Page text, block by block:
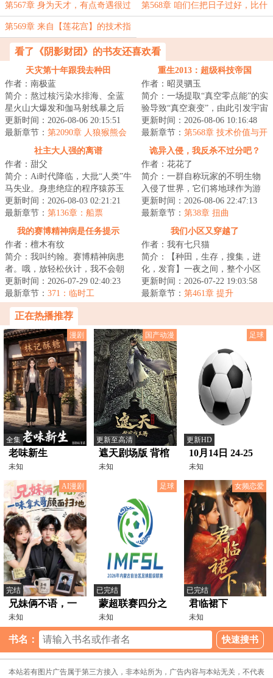
个百倍杠杆
第567章 身为天才，有点奇遇很过
分吗？
第568章 咱们仨把日子过好，比什
第569章 来自【莲花宫】的技术指
看了《阴影财团》的书友还喜欢看
天灾第十年跟我去种田
作者：南极蓝
简介：熬过核污染水排海、全蓝
星火山大爆发和伽马射线暴之后
的天灾第十年，夏青昂首挺胸走
出安全区。谁都...
更新时间：2026-08-06 20:15:51
最新章节： 第2090章 人狼猴熊会
重生2013：超级科技帝国
作者：昭灵驷玉
简介：一场提取“真空零点能”的实
验导致“真空衰变”，由此引发宇宙
级灾难，陆安作为人类唯一的幸
存者穿...
更新时间：2026-08-06 10:16:48
最新章节： 第568章 技术价值与开
发
社主大人强的离谱
作者：甜父
简介：Ai时代降临，大批“人类”牛
马失业。身患绝症的程序猿苏玉
阳，成为失业大军中的一员，好
在他拥有一...
更新时间：2026-08-03 02:21:21
最新章节： 第136章：船票
诡异入侵，我反杀不过分吧？
作者：花花了
简介：一群自称玩家的不明生物
入侵了世界，它们将地球作为游
戏场地，展开一场争夺卡牌的游
戏。风翎意外获...
更新时间：2026-08-06 22:47:13
最新章节： 第38章 扭曲
我的赛博精神病是任务提示
作者：檀木有纹
简介：我叫约翰。赛博精神病患
者。哦，放轻松伙计，我不会朝
你开枪……大概。我能看见很多
奇怪的提示，它...
更新时间：2026-07-29 02:40:23
最新章节： 371：临时工
我们小区又穿越了
作者：我有七只猫
简介：【种田，生存，搜集，进
化，发育】一夜之间，整个小区
穿越到了生物异常的原始荒野世
界，生存，成为...
更新时间：2026-07-22 19:03:58
最新章节： 第461章 提升
正在热播推荐
漫剧
全集
老味新生
未知
国产动漫
更新至高清
遮天剧场版 背棺
战王腾
未知
足球
更新HD
10月14日 24-25
赛季欧国联第4
轮 奥地利VS挪
威
未知
AI漫剧
完结
兄妹俩不语，一
味拿大哥颜面扫
地
未知
足球
已完结
蒙超联赛四分之
一决赛 第一回合
乌兰察布队VS包
头队20260804
未知
女频恋爱
已完结
君临裙下
未知
书名：
本站若有图片广告属于第三方接入，非本站所为，广告内容与本站无关，不代表